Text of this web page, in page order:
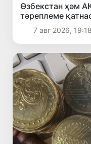
Өзбекстан ҳәм
тәреплеме
беккемлеў
7 авг 2026, 19:18